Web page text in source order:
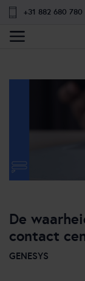
+31 882 680 780
De
contact
GENESYS